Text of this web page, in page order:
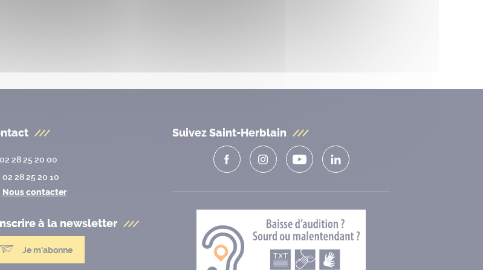
02 28 25 20 00
02 28 25 20 10
Nous contacter
à la newsletter
Je m'abonne
Suivez Saint-Herblain